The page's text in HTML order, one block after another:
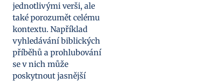
jednotlivými verši, ale
také porozumět celému
kontextu. Například
vyhledávání biblických
příběhů a prohlubování
se v nich může
poskytnout jasnější